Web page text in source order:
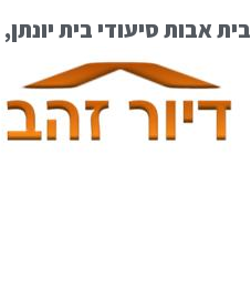
בית אבות סיעודי בית